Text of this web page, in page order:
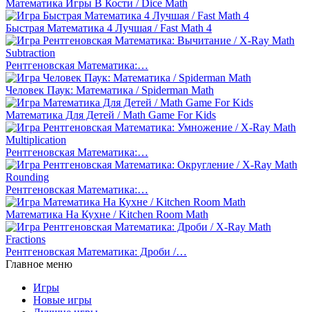
Математика Игры В Кости / Dice Math
Быстрая Математика 4 Лучшая / Fast Math 4
Рентгеновская Математика:…
Человек Паук: Математика / Spiderman Math
Математика Для Детей / Math Game For Kids
Рентгеновская Математика:…
Рентгеновская Математика:…
Математика На Кухне / Kitchen Room Math
Рентгеновская Математика: Дроби /…
Главное меню
Игры
Новые игры